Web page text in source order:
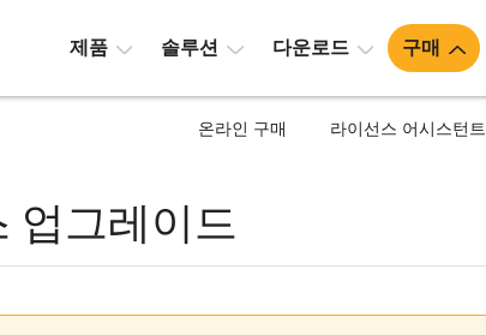
제품 솔루션 다운로드 구매
온라인 구매 라이선스 어시스턴트
업그레이드